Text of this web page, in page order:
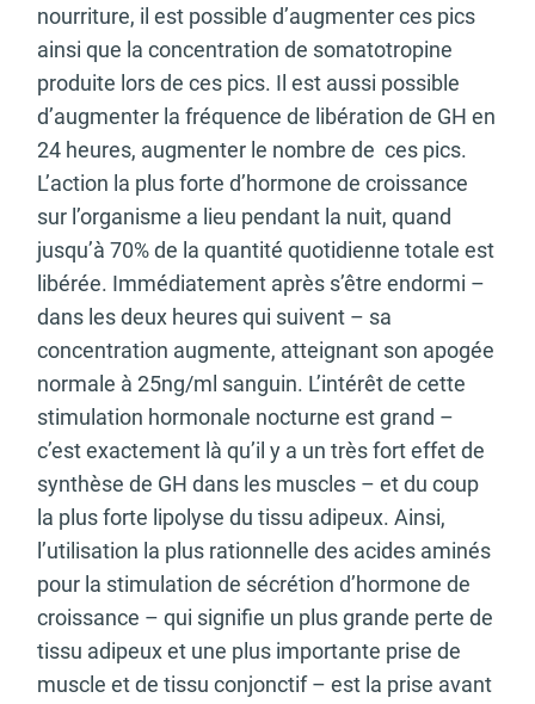
nourriture, il est possible d’augmenter ces pics
ainsi que la concentration de somatotropine
produite lors de ces pics. Il est aussi possible
d’augmenter la fréquence de libération de GH en
24 heures, augmenter le nombre de ces pics.
L’action la plus forte d’hormone de croissance
sur l’organisme a lieu pendant la nuit, quand
jusqu’à 70% de la quantité quotidienne totale est
libérée. Immédiatement après s’être endormi –
dans les deux heures qui suivent – sa
concentration augmente, atteignant son apogée
normale à 25ng/ml sanguin. L’intérêt de cette
stimulation hormonale nocturne est grand –
c’est exactement là qu’il y a un très fort effet de
synthèse de GH dans les muscles – et du coup
la plus forte lipolyse du tissu adipeux. Ainsi,
l’utilisation la plus rationnelle des acides aminés
pour la stimulation de sécrétion d’hormone de
croissance – qui signifie un plus grande perte de
tissu adipeux et une plus importante prise de
muscle et de tissu conjonctif – est la prise avant